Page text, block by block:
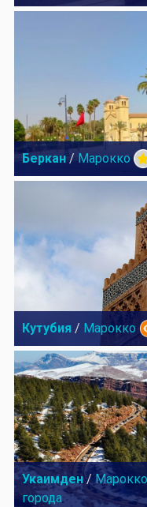
Беркан / Марокко
Кутубия / Марокко
Укаимден/ Марокко
города